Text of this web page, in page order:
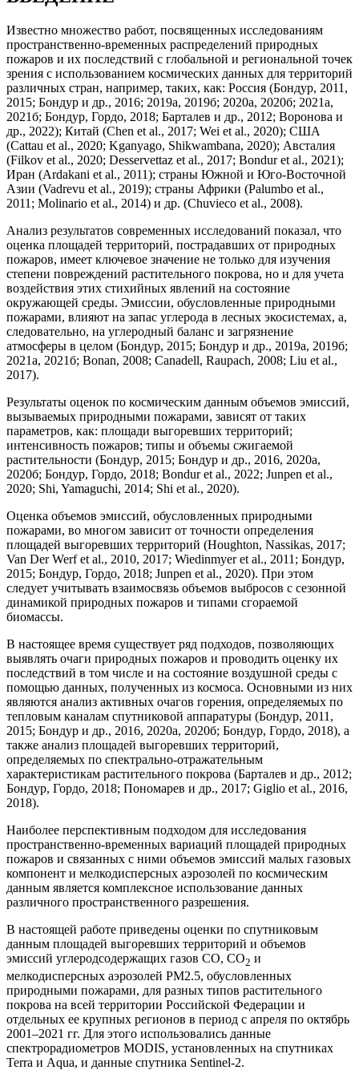
Известно множество работ, посвященных исследованиям
пространственно-временных распределений природных
пожаров и их последствий с глобальной и региональной точек
зрения с использованием космических данных для территорий
различных стран, например, таких, как: Россия (Бондур, 2011,
2015; Бондур и др., 2016; 2019а, 2019б; 2020а, 2020б; 2021а,
2021б; Бондур, Гордо, 2018; Барталев и др., 2012; Воронова и
др., 2022); Китай (Chen et al., 2017; Wei et al., 2020); США
(Cattau et al., 2020; Kganyago, Shikwambana, 2020); Австалия
(Filkov et al., 2020; Desservettaz et al., 2017; Bondur et al., 2021);
Иран (Ardakani et al., 2011); страны Южной и Юго-Восточной
Азии (Vadrevu et al., 2019); страны Африки (Palumbo et al.,
2011; Molinario et al., 2014) и др. (Chuvieco et al., 2008).
Анализ результатов современных исследований показал, что
оценка площадей территорий, пострадавших от природных
пожаров, имеет ключевое значение не только для изучения
степени повреждений растительного покрова, но и для учета
воздействия этих стихийных явлений на состояние
окружающей среды. Эмиссии, обусловленные природными
пожарами, влияют на запас углерода в лесных экосистемах, а,
следовательно, на углеродный баланс и загрязнение
атмосферы в целом (Бондур, 2015; Бондур и др., 2019а, 2019б;
2021а, 2021б; Bonan, 2008; Canadell, Raupach, 2008; Liu et al.,
2017).
Результаты оценок по космическим данным объемов эмиссий,
вызываемых природными пожарами, зависят от таких
параметров, как: площади выгоревших территорий;
интенсивность пожаров; типы и объемы сжигаемой
растительности (Бондур, 2015; Бондур и др., 2016, 2020а,
2020б; Бондур, Гордо, 2018; Bondur et al., 2022; Junpen et al.,
2020; Shi, Yamaguchi, 2014; Shi et al., 2020).
Оценка объемов эмиссий, обусловленных природными
пожарами, во многом зависит от точности определения
площадей выгоревших территорий (Houghton, Nassikas, 2017;
Van Der Werf et al., 2010, 2017; Wiedinmyer et al., 2011; Бондур,
2015; Бондур, Гордо, 2018; Junpen et al., 2020). При этом
следует учитывать взаимосвязь объемов выбросов с сезонной
динамикой природных пожаров и типами сгораемой
биомассы.
В настоящее время существует ряд подходов, позволяющих
выявлять очаги природных пожаров и проводить оценку их
последствий в том числе и на состояние воздушной среды с
помощью данных, полученных из космоса. Основными из них
являются анализ активных очагов горения, определяемых по
тепловым каналам спутниковой аппаратуры (Бондур, 2011,
2015; Бондур и др., 2016, 2020а, 2020б; Бондур, Гордо, 2018), а
также анализ площадей выгоревших территорий,
определяемых по спектрально-отражательным
характеристикам растительного покрова (Барталев и др., 2012;
Бондур, Гордо, 2018; Пономарев и др., 2017; Giglio et al., 2016,
2018).
Наиболее перспективным подходом для исследования
пространственно-временных вариаций площадей природных
пожаров и связанных с ними объемов эмиссий малых газовых
компонент и мелкодисперсных аэрозолей по космическим
данным является комплексное использование данных
различного пространственного разрешения.
В настоящей работе приведены оценки по спутниковым
данным площадей выгоревших территорий и объемов
эмиссий углеродсодержащих газов CO, CO2 и
мелкодисперсных аэрозолей PM2.5, обусловленных
природными пожарами, для разных типов растительного
покрова на всей территории Российской Федерации и
отдельных ее крупных регионов в период с апреля по октябрь
2001–2021 гг. Для этого использовались данные
спектрорадиометров MODIS, установленных на спутниках
Terra и Aqua, и данные спутника Sentinel-2.